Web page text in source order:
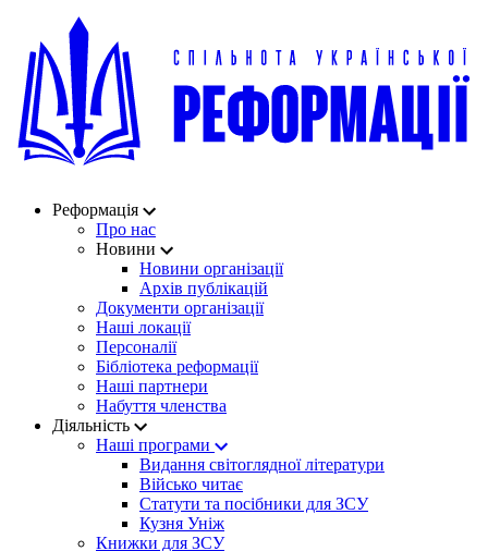
Реформація
Про нас
Новини
Новини організації
Архів публікацій
Документи організації
Наші локації
Персоналії
Бібліотека реформації
Наші партнери
Набуття членства
Діяльність
Наші програми
Видання світоглядної літератури
Військо читає
Статути та посібники для ЗСУ
Кузня Уніж
Книжки для ЗСУ